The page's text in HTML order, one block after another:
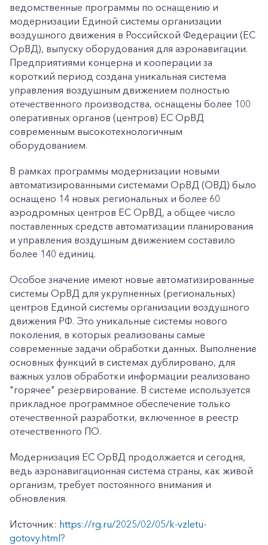
ведомственные программы по оснащению и
модернизации Единой системы организации
воздушного движения в Российской Федерации (ЕС
ОрВД), выпуску оборудования для аэронавигации.
Предприятиями концерна и кооперации за
короткий период создана уникальная система
управления воздушным движением полностью
отечественного производства, оснащены более 100
оперативных органов (центров) ЕС ОрВД
современным высокотехнологичным
оборудованием.
В рамках программы модернизации новыми
автоматизированными системами ОрВД (ОВД) было
оснащено 14 новых региональных и более 60
аэродромных центров ЕС ОрВД, а общее число
поставленных средств автоматизации планирования
и управления воздушным движением составило
более 140 единиц.
Особое значение имеют новые автоматизированные
системы ОрВД для укрупненных (региональных)
центров Единой системы организации воздушного
движения РФ. Это уникальные системы нового
поколения, в которых реализованы самые
современные задачи обработки данных. Выполнение
основных функций в системах дублировано, для
важных узлов обработки информации реализовано
"горячее" резервирование. В системе используется
прикладное программное обеспечение только
отечественной разработки, включенное в реестр
отечественного ПО.
Модернизация ЕС ОрВД продолжается и сегодня,
ведь аэронавигационная система страны, как живой
организм, требует постоянного внимания и
обновления.
Источник: https://rg.ru/2025/02/05/k-vzletu-
gotovy.html?